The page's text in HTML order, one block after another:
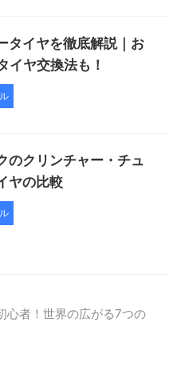
タイヤを徹底解説｜お
イヤ交換法も！
のクリンチャー・チュ
ヤの比較
心者！世界の広がる7つの